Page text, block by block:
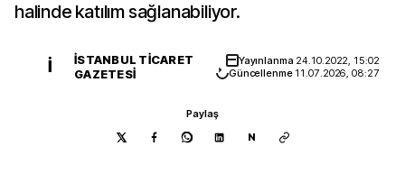
halinde katılım sağlanabiliyor.
İ
İSTANBUL TICARET
GAZETESI
Yayınlanma 24.10.2022, 15:02
Güncellenme 11.07.2026, 08:27
Paylaş
N